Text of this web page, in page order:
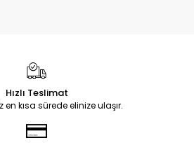
Hızlı Teslimat
en kısa sürede elinize ulaşır.